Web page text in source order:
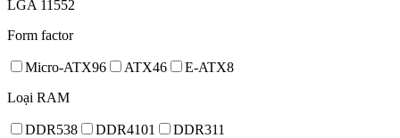
LGA 11552
Form factor
Micro-ATX96 ATX46 E-ATX8
Loại RAM
DDR538 DDR4101 DDR311